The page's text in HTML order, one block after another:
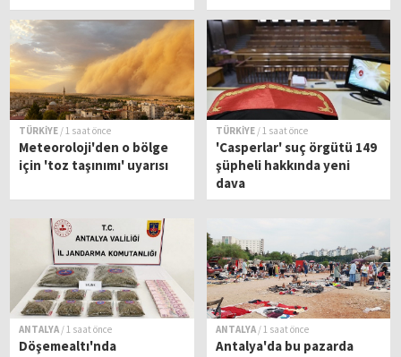
TÜRKİYE / 1 saat önce
Meteoroloji'den o bölge
için 'toz taşınımı' uyarısı
TÜRKİYE / 1 saat önce
'Casperlar' suç örgütü 149
şüpheli hakkında yeni
dava
ANTALYA / 1 saat önce
Döşemealtı'nda
ANTALYA / 1 saat önce
Antalya'da bu pazarda